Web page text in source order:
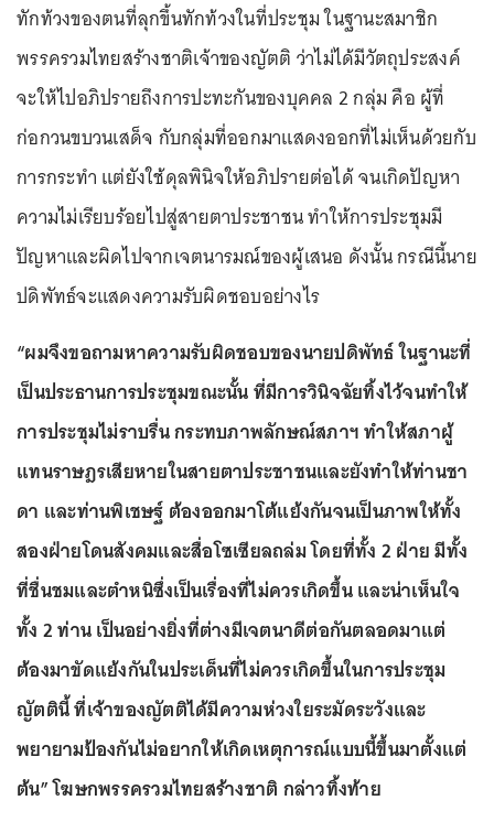
ทักท้วงของตนที่ลุกขึ้นทักท้วงในที่ประชุม ในฐานะสมาชิก
พรรครวมไทยสร้างชาติเจ้าของญัตติ ว่าไม่ได้มีวัตถุประสงค์
จะให้ไปอภิปรายถึงการปะทะกันของบุคคล 2 กลุ่ม คือ ผู้ที่
ก่อกวนขบวนเสด็จ กับกลุ่มที่ออกมาแสดงออกที่ไม่เห็นด้วยกับ
การกระทำ แต่ยังใช้ดุลพินิจให้อภิปรายต่อได้ จนเกิดปัญหา
ความไม่เรียบร้อยไปสู่สายตาประชาชน ทำให้การประชุมมี
ปัญหาและผิดไปจากเจตนารมณ์ของผู้เสนอ ดังนั้น กรณีนี้นาย
ปดิพัทธ์จะแสดงความรับผิดชอบอย่างไร
“ผมจึงขอถามหาความรับผิดชอบของนายปดิพัทธ์ ในฐานะที่
เป็นประธานการประชุมขณะนั้น ที่มีการวินิจฉัยทิ้งไว้จนทำให้
การประชุมไม่ราบรื่น กระทบภาพลักษณ์สภาฯ ทำให้สภาผู้
แทนราษฎรเสียหายในสายตาประชาชนและยังทำให้ท่านชา
ดา และท่านพิเชษฐ์ ต้องออกมาโต้แย้งกันจนเป็นภาพให้ทั้ง
สองฝ่ายโดนสังคมและสื่อโซเซียลถล่ม โดยที่ทั้ง 2 ฝ่าย มีทั้ง
ที่ชื่นชมและตำหนิซึ่งเป็นเรื่องที่ไม่ควรเกิดขึ้น และน่าเห็นใจ
ทั้ง 2 ท่าน เป็นอย่างยิ่งที่ต่างมีเจตนาดีต่อกันตลอดมาแต่
ต้องมาขัดแย้งกันในประเด็นที่ไม่ควรเกิดขึ้นในการประชุม
ญัตตินี้ ที่เจ้าของญัตติได้มีความห่วงใยระมัดระวังและ
พยายามป้องกันไม่อยากให้เกิดเหตุการณ์แบบนี้ขึ้นมาตั้งแต่
ต้น” โฆษกพรรครวมไทยสร้างชาติ กล่าวทิ้งท้าย